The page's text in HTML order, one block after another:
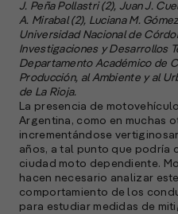
J. Peña Pollastri (2), Juan J.
A. Mirabal (2), Luciana M.
Universidad Nacional de
Investigaciones y Desarrollos
Departamento Académico de
Producción, al Ambiente y al
de La Rioja.
La presencia de
Argentina, como en muchas
incrementándose
años, a tal punto que podría
ciudad moto dependiente.
hacen necesario analizar
comportamiento de los
para estudiar medidas de